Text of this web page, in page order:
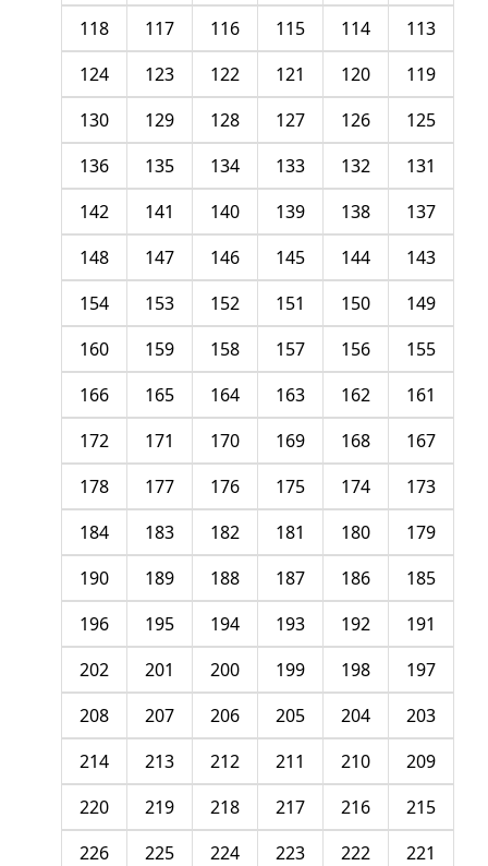
113
114
115
116
117
118
119
120
121
122
123
124
125
126
127
128
129
130
131
132
133
134
135
136
137
138
139
140
141
142
143
144
145
146
147
148
149
150
151
152
153
154
155
156
157
158
159
160
161
162
163
164
165
166
167
168
169
170
171
172
173
174
175
176
177
178
179
180
181
182
183
184
185
186
187
188
189
190
191
192
193
194
195
196
197
198
199
200
201
202
203
204
205
206
207
208
209
210
211
212
213
214
215
216
217
218
219
220
221
222
223
224
225
226